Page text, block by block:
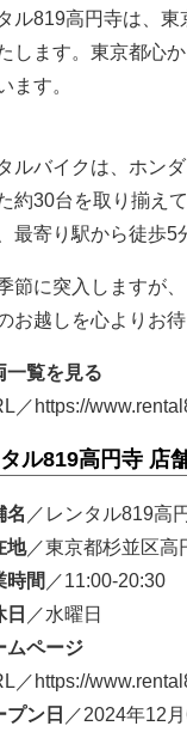
ル819高円寺は、
します。東京都心
ます。
ルバイクは、ホン
約30台を取り揃え
最寄り駅から徒歩5
節に突入しますが
お越しを心よりお待
一覧を見る
／https://
ル819高円寺 店
名 ／レンタル819高
地／東京都杉並区高
時間 ／11:00-20:30
日 ／水曜日
ムページ
／https://
プン日 ／2024年12月